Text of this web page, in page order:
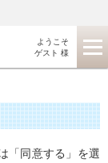
ようこそ
ゲスト 様
「同意する」を選